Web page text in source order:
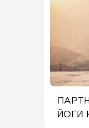
ЙОГИ